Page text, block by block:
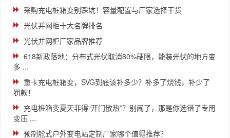
采购充电桩箱变别踩坑！容量配置与厂家选择干货
光伏并网柜十大名牌排名
光伏并网柜厂家品牌推荐
618新政落地：分布式光伏取消80%硬限，能装光伏的地方变
多 ...
重卡充电桩箱变，SVG到底该补多少？补多了烧钱，补少了
罚款！
充电桩箱变夏天非得“开门散热”？别闹了，那是你选错了专用
变压 ...
预制舱式户外变电站定制厂家哪个值得推荐？